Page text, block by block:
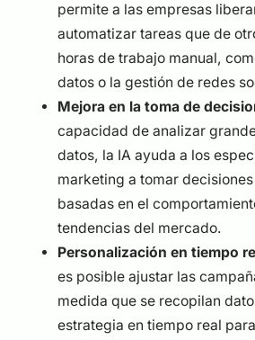
permite a las empresas
automatizar tareas que de
horas de trabajo manual,
datos o la gestión de redes
Mejora en la toma de
capacidad de analizar
datos, la IA ayuda a los
marketing a tomar
basadas en el
tendencias del mercado.
Personalización en tiempo
es posible ajustar las
medida que se recopilan
estrategia en tiempo real